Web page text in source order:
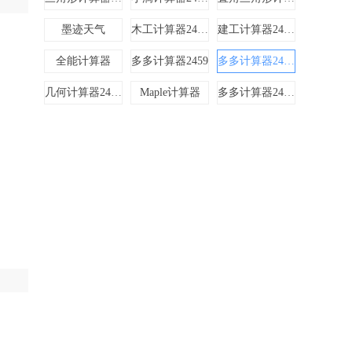
墨迹天气 木工计算器24510 建工计算器24612
全能计算器 多多计算器2459 多多计算器24610
几何计算器24611 Maple计算器 多多计算器24519